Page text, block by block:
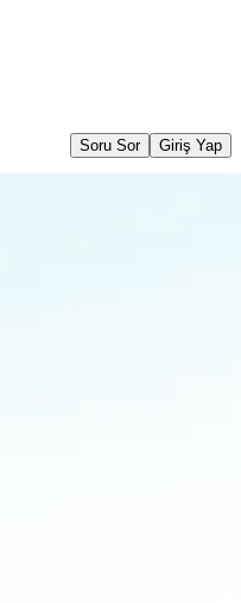
Soru Sor Giriş Yap